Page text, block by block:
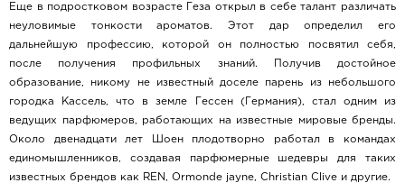
Еще в подростковом возрасте Геза открыл в себе талант различать
неуловимые тонкости ароматов. Этот дар определил его
дальнейшую профессию, которой он полностью посвятил себя,
после получения профильных знаний. Получив достойное
образование, никому не известный доселе парень из небольшого
городка Кассель, что в земле Гессен (Германия), стал одним из
ведущих парфюмеров, работающих на известные мировые бренды.
Около двенадцати лет Шоен плодотворно работал в командах
единомышленников, создавая парфюмерные шедевры для таких
известных брендов как REN, Ormonde jayne, Christian Clive и другие.